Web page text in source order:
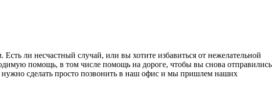
ли несчастный случай, или вы хотите избавиться от нежелательной
помощь, в том числе помощь на дороге, чтобы вы снова отправились
нужно сделать просто позвонить в наш офис и мы пришлем наших